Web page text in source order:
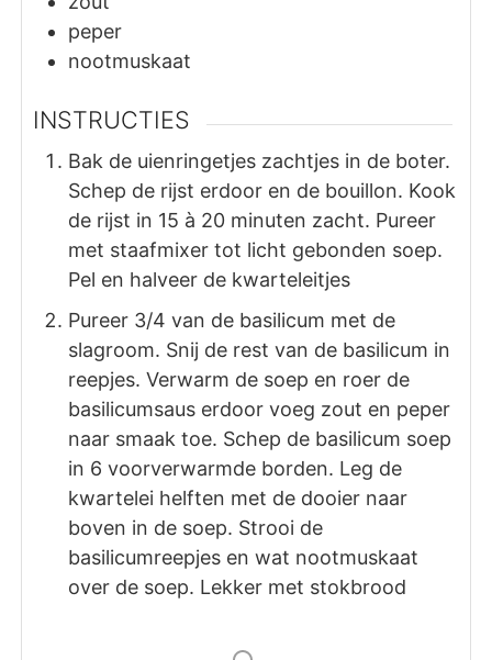
peper
nootmuskaat
INSTRUCTIES
Bak de uienringetjes zachtjes in de boter.
Schep de rijst erdoor en de bouillon. Kook
de rijst in 15 à 20 minuten zacht. Pureer
met staafmixer tot licht gebonden soep.
Pel en halveer de kwarteleitjes
Pureer 3/4 van de basilicum met de
slagroom. Snij de rest van de basilicum in
reepjes. Verwarm de soep en roer de
basilicumsaus erdoor voeg zout en peper
naar smaak toe. Schep de basilicum soep
in 6 voorverwarmde borden. Leg de
kwartelei helften met de dooier naar
boven in de soep. Strooi de
basilicumreepjes en wat nootmuskaat
over de soep. Lekker met stokbrood